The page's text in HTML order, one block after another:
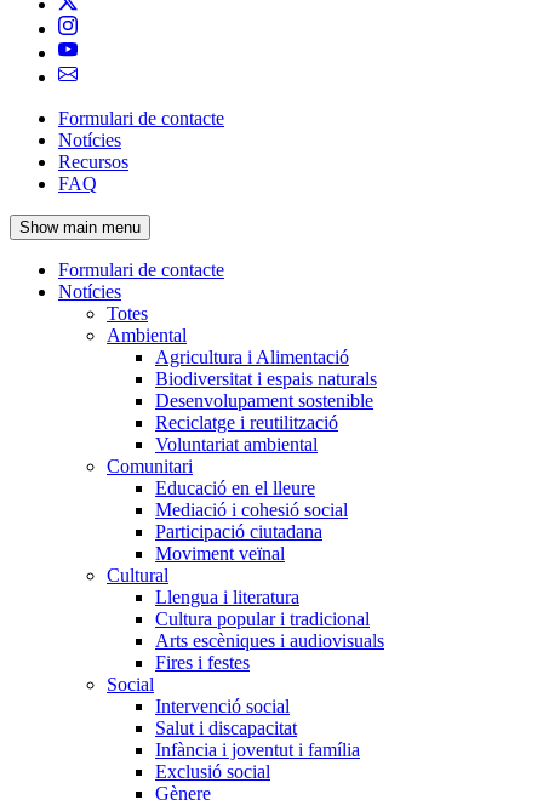
Navegació
principal
de
l'encapçalament
Formulari de contacte
Notícies
Recursos
FAQ
Show main menu
Navegació
principal
Formulari de contacte
Notícies
Totes
Ambiental
Agricultura i Alimentació
Biodiversitat i espais naturals
Desenvolupament sostenible
Reciclatge i reutilització
Voluntariat ambiental
Comunitari
Educació en el lleure
Mediació i cohesió social
Participació ciutadana
Moviment veïnal
Cultural
Llengua i literatura
Cultura popular i tradicional
Arts escèniques i audiovisuals
Fires i festes
Social
Intervenció social
Salut i discapacitat
Infància i joventut i família
Exclusió social
Gènere